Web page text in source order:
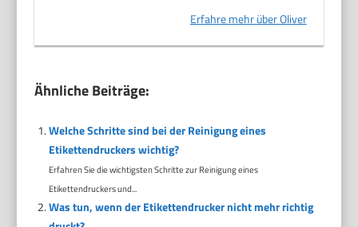
Erfahre mehr über Oliver
Ähnliche Beiträge:
Welche Schritte sind bei der Reinigung eines
Etikettendruckers wichtig?
Erfahren Sie die wichtigsten Schritte zur Reinigung eines
Etikettendruckers und...
Was tun, wenn der Etikettendrucker nicht mehr richtig